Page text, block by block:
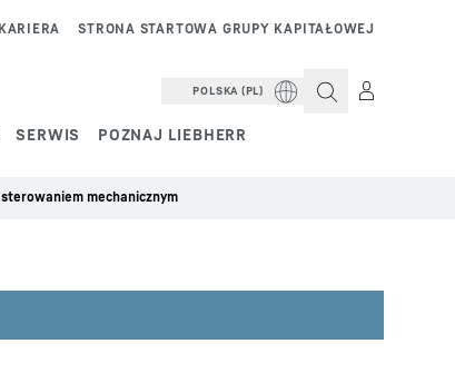
SERWIS POZNAJ LIEBHERR
STRONA STARTOWA GRUPY KAPITAŁOWEJ
KARIERA
POLSKA (PL)
mechanicznym